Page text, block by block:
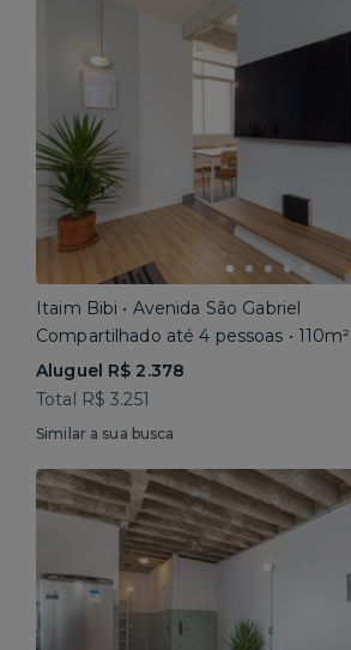
Itaim Bibi • Avenida São Gabriel
Compartilhado até 4 pessoas • 110m²
Aluguel R$ 2.378
Total R$ 3.251
Similar a sua busca